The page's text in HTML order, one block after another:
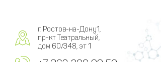
г. Ростов-на-Дону1,
пр-кт Театральный,
дом 60/348, эт 1